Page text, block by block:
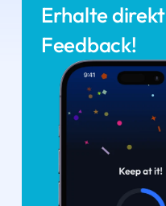
Erhalte direkt
Feedback!